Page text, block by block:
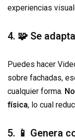
experiencias
4. 🧩 Se
Puedes hacer
sobre fachadas,
cualquier forma.
física, lo cual
5. 📱 Genera